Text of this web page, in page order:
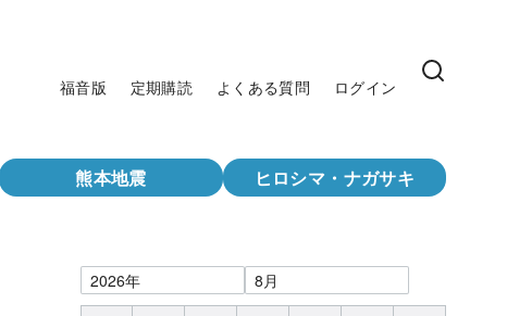
福音版 定期購読 よくある質問 ログイン
熊本地震 ヒロシマ・ナガサキ